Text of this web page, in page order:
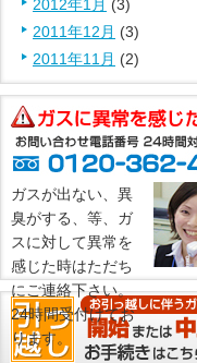
2012年1月 (3)
2011年12月 (3)
2011年11月 (2)
ガスが出ない、異
臭がする、等、ガ
スに対して異常を
感じた時はただち
にご連絡下さい。
24時間受付けてお
ります。